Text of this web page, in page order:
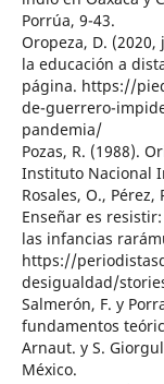
Porrúa, 9-43.
Oropeza, D.
la educación a
página. https://
de-guerrero-
pandemia/
Pozas, R. (1988).
Instituto Nacional
Rosales, O.,
Enseñar es
las infancias
https://
desigualdad/
Salmerón, F. y
fundamentos
Arnaut. y S.
México.